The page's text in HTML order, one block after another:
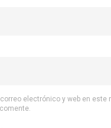
electrónico y web en este